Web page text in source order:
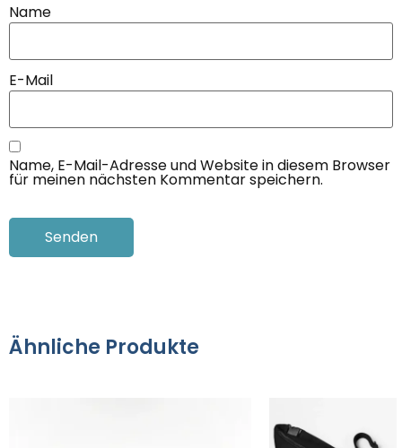
Name
E-Mail
Name, E-Mail-Adresse und Website in diesem Browser
für meinen nächsten Kommentar speichern.
Ähnliche Produkte